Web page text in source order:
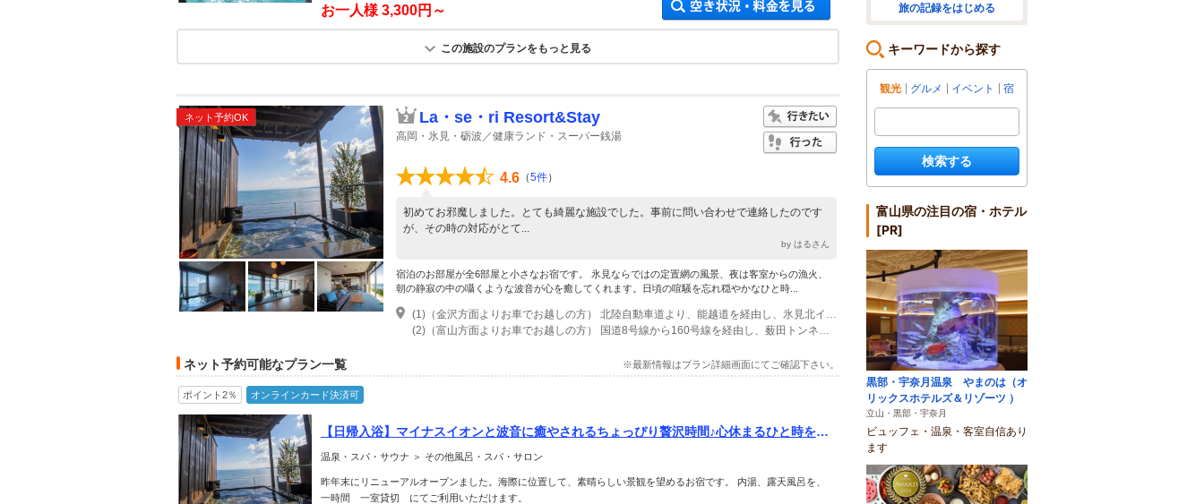
お一人様 3,300円～
この施設のプランをもっと見る
ネット予約OK La・se・ri Resort&Stay
高岡・氷見・砺波／健康ランド・スーパー銭湯
4.6 （5件）
初めてお邪魔しました。とても綺麗な施設でした。事前に問い合わせで連絡したのです
が、その時の対応がとて...
by はるさん
宿泊のお部屋が全6部屋と小さなお宿です。 氷見ならではの定置網の風景、夜は客室からの漁火、
朝の静寂の中の囁くような波音が心を癒してくれます。日頃の喧騒を忘れ穏やかなひと時...
(1)（金沢方面よりお車でお越しの方） 北陸自動車道より、能越道を経由し、氷見北インターを出て右折、160号線を左折し、道沿いに約7分。
(2)（富山方面よりお車でお越しの方） 国道8号線から160号線を経由し、薮田トンネルを出て約２分
ネット予約可能なプラン一覧 ※最新情報はプラン詳細画面にてご確認下さい。
ポイント2％ オンラインカード決済可
【日帰入浴】マイナスイオンと波音に癒やされるちょっぴり贅沢時間♪心休まるひと時をお
温泉・スパ・サウナ ＞ その他風呂・スパ・サロン
昨年末にリニューアルオープンました。海際に位置して、素晴らしい景観を望めるお宿です。 内湯、露天風呂を、
一時間 一室貸切 にてご利用いただけます。
旅の記録をはじめる
キーワードから探す
観光 グルメ イベント 宿
検索する
富山県の注目の宿・ホテル
[PR]
黒部・宇奈月温泉 やまのは（オ
リックスホテルズ＆リゾーツ ）
立山・黒部・宇奈月
ビュッフェ・温泉・客室自信あり
ます